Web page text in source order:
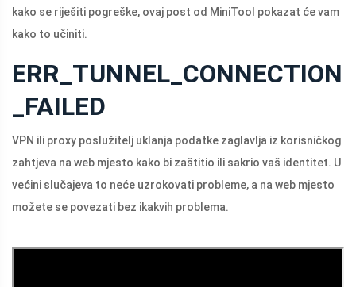
kako se riješiti pogreške, ovaj post od MiniTool pokazat će vam
kako to učiniti.
ERR_TUNNEL_CONNECTION
_FAILED
VPN ili proxy poslužitelj uklanja podatke zaglavlja iz korisničkog
zahtjeva na web mjesto kako bi zaštitio ili sakrio vaš identitet. U
većini slučajeva to neće uzrokovati probleme, a na web mjesto
možete se povezati bez ikakvih problema.